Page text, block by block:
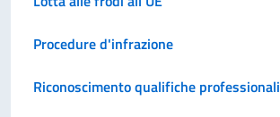
Procedure d'infrazione
Riconoscimento qualifiche professionali